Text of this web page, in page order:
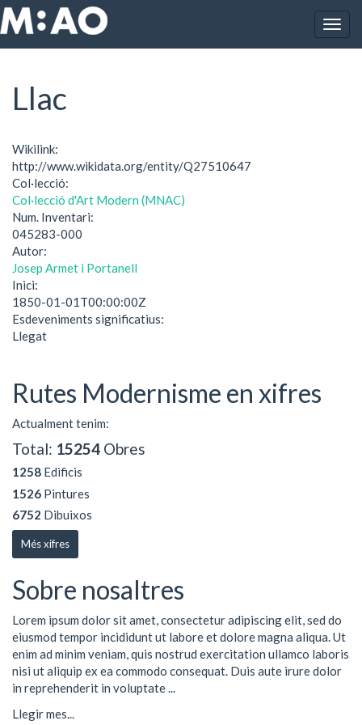
Vés al contingut
Inici Llac
Llac
Wikilink:
http://www.wikidata.org/entity/Q27510647
Col·lecció:
Col·lecció d'Art Modern (MNAC)
Num. Inventari:
045283-000
Autor:
Josep Armet i Portanell
Inici:
1850-01-01T00:00:00Z
Esdeveniments significatius:
Llegat
Rutes Modernisme en xifres
Actualment tenim:
Total: 15254 Obres
1258 Edificis
1526 Pintures
6752 Dibuixos
Més xifres
Sobre nosaltres
Lorem ipsum dolor sit amet, consectetur adipiscing elit, sed do
eiusmod tempor incididunt ut labore et dolore magna aliqua. Ut
enim ad minim veniam, quis nostrud exercitation ullamco laboris
nisi ut aliquip ex ea commodo consequat. Duis aute irure dolor
in reprehenderit in voluptate ...
Llegir mes...